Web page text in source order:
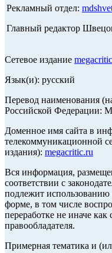
Рекламный отдел:
Главный редактор
Сетевое издание
Язык(и): русский
Перевод наименования
Российской Федерации:
Доменное имя сайта в
телекоммуникационной
издания): megacritic.ru
Вся информация,
соответствии с
подлежит
форме, в том числе
переработке не иначе
правообладателя.
Примерная тематика и